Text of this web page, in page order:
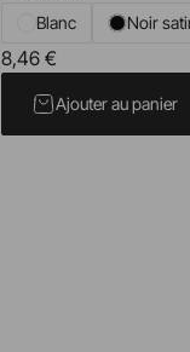
Blanc Noir
8,46 €
Ajouter au panier